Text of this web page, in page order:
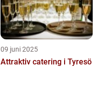
09 juni 2025
Attraktiv catering i Tyresö